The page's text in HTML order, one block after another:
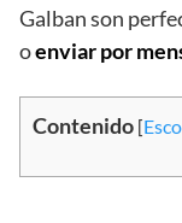
Galban son
oenviar por
Contenido [